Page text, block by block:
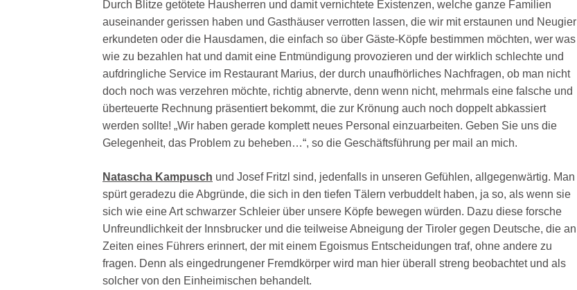
Durch Blitze getötete Hausherren und damit vernichtete Existenzen, welche ganze Familien
auseinander gerissen haben und Gasthäuser verrotten lassen, die wir mit erstaunen und Neugier
erkundeten oder die Hausdamen, die einfach so über Gäste-Köpfe bestimmen möchten, wer was
wie zu bezahlen hat und damit eine Entmündigung provozieren und der wirklich schlechte und
aufdringliche Service im Restaurant Marius, der durch unaufhörliches Nachfragen, ob man nicht
doch noch was verzehren möchte, richtig abnervte, denn wenn nicht, mehrmals eine falsche und
überteuerte Rechnung präsentiert bekommt, die zur Krönung auch noch doppelt abkassiert
werden sollte! „Wir haben gerade komplett neues Personal einzuarbeiten. Geben Sie uns die
Gelegenheit, das Problem zu beheben…“, so die Geschäftsführung per mail an mich.
Natascha Kampusch und Josef Fritzl sind, jedenfalls in unseren Gefühlen, allgegenwärtig. Man
spürt geradezu die Abgründe, die sich in den tiefen Tälern verbuddelt haben, ja so, als wenn sie
sich wie eine Art schwarzer Schleier über unsere Köpfe bewegen würden. Dazu diese forsche
Unfreundlichkeit der Innsbrucker und die teilweise Abneigung der Tiroler gegen Deutsche, die an
Zeiten eines Führers erinnert, der mit einem Egoismus Entscheidungen traf, ohne andere zu
fragen. Denn als eingedrungener Fremdkörper wird man hier überall streng beobachtet und als
solcher von den Einheimischen behandelt.